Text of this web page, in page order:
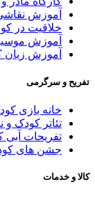
آموزش نقاشی
خلاقیت در
آموزش
آموزش زبان
و سرگرمی
خانه بازی کودک
تئاتر کودک و
تفریحات آبی
جشن های
و خدمات